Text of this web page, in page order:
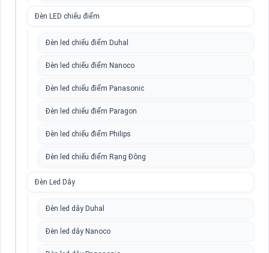
Đèn LED chiếu điểm
Đèn led chiếu điểm Duhal
Đèn led chiếu điểm Nanoco
Đèn led chiếu điểm Panasonic
Đèn led chiếu điểm Paragon
Đèn led chiếu điểm Philips
Đèn led chiếu điểm Rạng Đông
Đèn Led Dây
Đèn led dây Duhal
Đèn led dây Nanoco